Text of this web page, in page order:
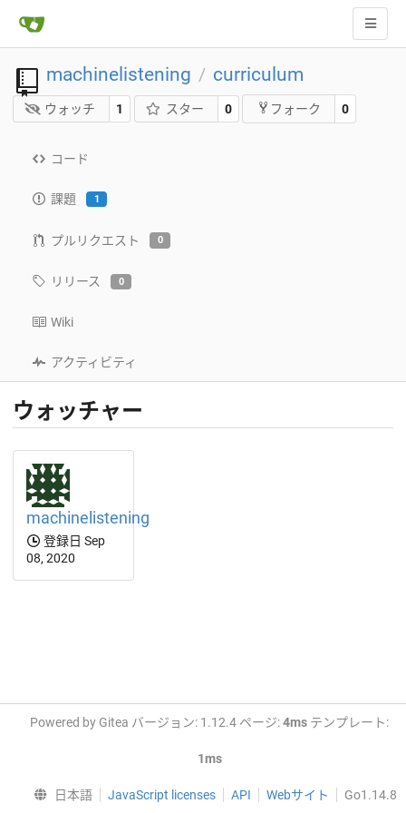
machinelistening / curriculum
ウォッチ 1 スター 0 フォーク 0
コード
課題 1
プルリクエスト 0
リリース 0
Wiki
アクティビティ
ウォッチャー
machinelistening
登録日 Sep
08, 2020
Powered by Gitea バージョン: 1.12.4 ページ:4ms テンプレート:
1ms
日本語 JavaScript licenses API Webサイト Go1.14.8